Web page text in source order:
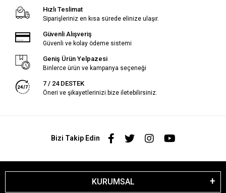
Hızlı Teslimat
Siparişleriniz en kısa sürede elinize ulaşır.
Güvenli Alışveriş
Güvenli ve kolay ödeme sistemi
Geniş Ürün Yelpazesi
Binlerce ürün ve kampanya seçeneği
7 / 24 DESTEK
Öneri ve şikayetlerinizi bize iletebilirsiniz.
Bizi Takip Edin
KURUMSAL